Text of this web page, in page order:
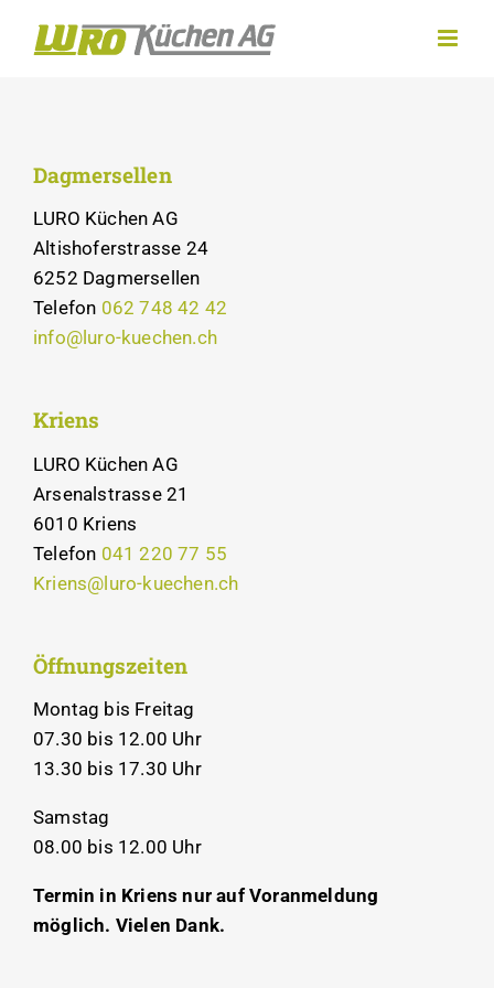
Inhalt
Dagmersellen
LURO Küchen AG
Altishoferstrasse 24
6252 Dagmersellen
Telefon 062 748 42 42
info@luro-kuechen.ch
Kriens
LURO Küchen AG
Arsenalstrasse 21
6010 Kriens
Telefon 041 220 77 55
Kriens@luro-kuechen.ch
Öffnungszeiten
Montag bis Freitag
07.30 bis 12.00 Uhr
13.30 bis 17.30 Uhr
Samstag
08.00 bis 12.00 Uhr
Termin in Kriens nur auf Voranmeldung
möglich. Vielen Dank.